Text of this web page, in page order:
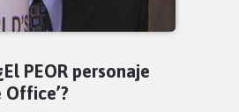
PEOR personaje
Office’?